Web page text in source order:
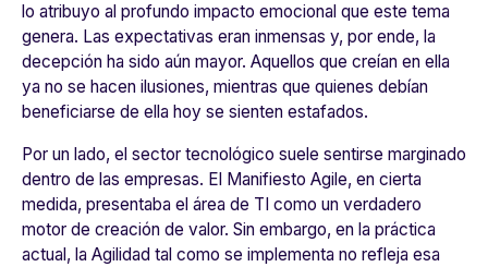
lo atribuyo al profundo impacto emocional que este tema
genera. Las expectativas eran inmensas y, por ende, la
decepción ha sido aún mayor. Aquellos que creían en ella
ya no se hacen ilusiones, mientras que quienes debían
beneficiarse de ella hoy se sienten estafados.
Por un lado, el sector tecnológico suele sentirse marginado
dentro de las empresas. El Manifiesto Agile, en cierta
medida, presentaba el área de TI como un verdadero
motor de creación de valor. Sin embargo, en la práctica
actual, la Agilidad tal como se implementa no refleja esa